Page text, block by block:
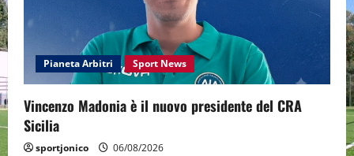
Pianeta Arbitri Sport News
Vincenzo Madonia è il nuovo presidente del CRA
Sicilia
sportjonico 06/08/2026